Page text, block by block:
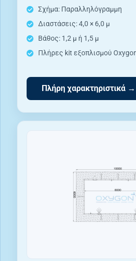
Σχήμα: Παραλληλόγραμμη
Διαστάσεις: 4,0 × 6,0 μ
Βάθος: 1,2 μ ή 1,5 μ
Πλήρες kit εξοπλισμού
Πλήρη χαρακτηριστικά →